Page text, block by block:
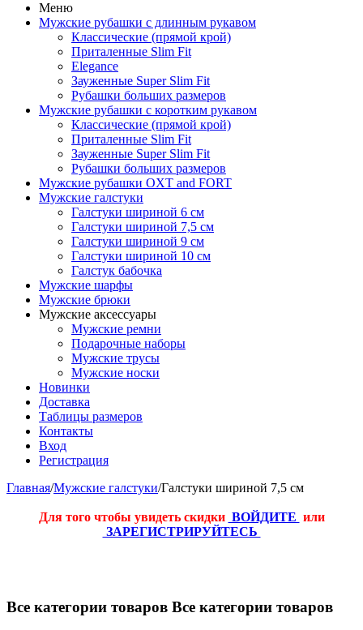
Меню
Мужские рубашки с длинным рукавом
Классические (прямой крой)
Приталенные Slim Fit
Elegance
Зауженные Super Slim Fit
Рубашки больших размеров
Мужские рубашки с коротким рукавом
Классические (прямой крой)
Приталенные Slim Fit
Зауженные Super Slim Fit
Рубашки больших размеров
Мужские рубашки OXT and FORT
Мужские галстуки
Галстуки шириной 6 см
Галстуки шириной 7,5 см
Галстуки шириной 9 см
Галстуки шириной 10 см
Галстук бабочка
Мужские шарфы
Мужские брюки
Мужские аксессуары
Мужские ремни
Подарочные наборы
Мужские трусы
Мужские носки
Новинки
Доставка
Таблицы размеров
Контакты
Вход
Регистрация
Главная/Мужские галстуки/Галстуки шириной 7,5 см
Для того чтобы увидеть скидки ВОЙДИТЕ или
ЗАРЕГИСТРИРУЙТЕСЬ
Все категории товаров Все категории товаров